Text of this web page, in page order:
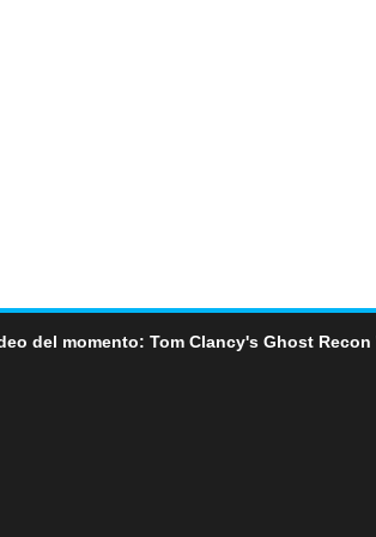
del momento: Tom Clancy's Ghost